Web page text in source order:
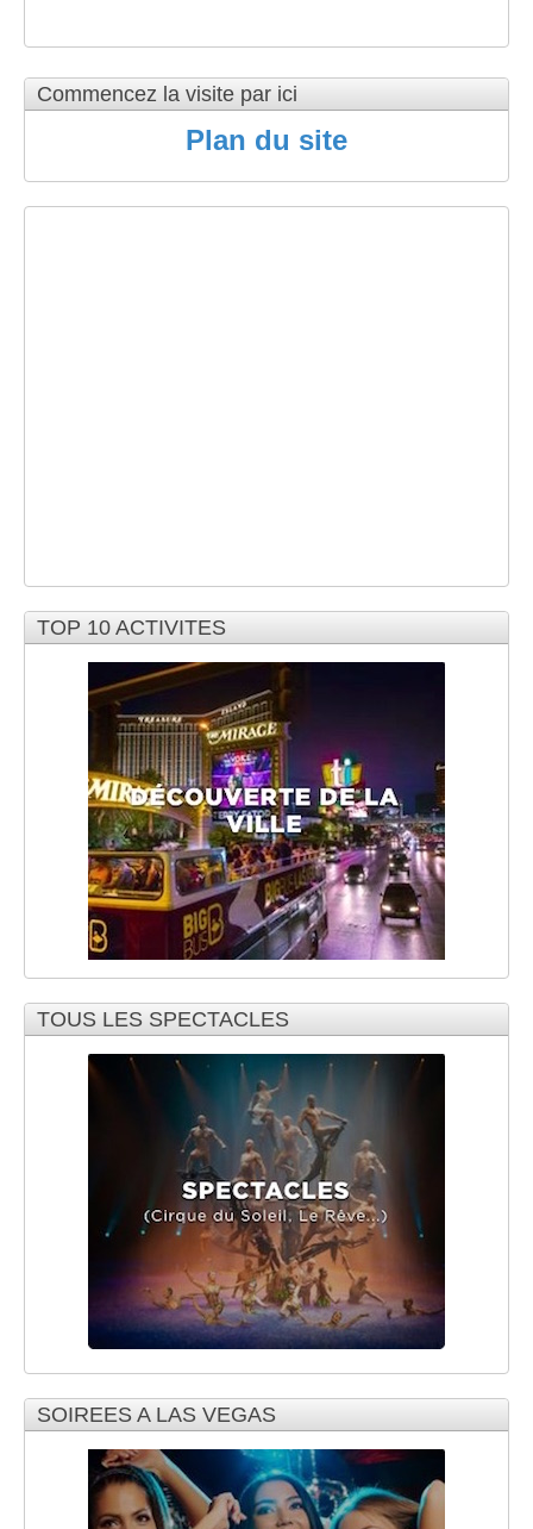
Commencez la visite par ici
Plan du site
TOP 10 ACTIVITES
TOUS LES SPECTACLES
SOIREES A LAS VEGAS